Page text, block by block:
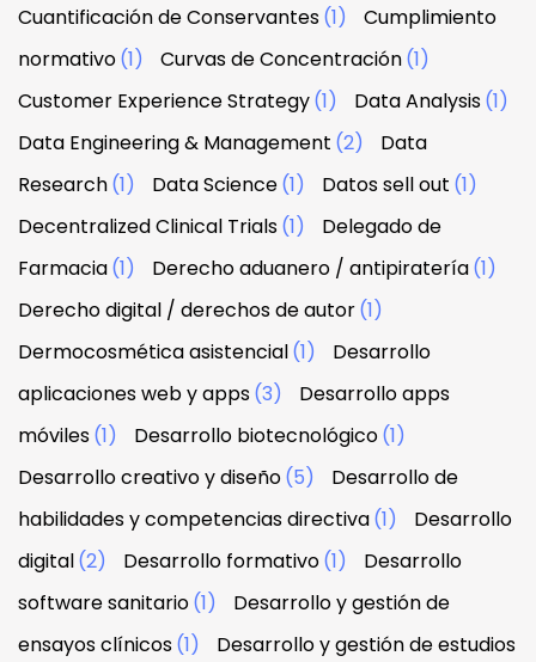
Cuantificación de Conservantes(1)
Cumplimiento
normativo(1) Curvas de Concentración(1)
Customer Experience Strategy(1) Data Analysis(1)
Data Engineering & Management (2)
Data
Research(1) Data Science(1) Datos sell out (1)
Decentralized Clinical Trials(1)
Delegado de
Farmacia(1) Derecho aduanero / antipiratería(1)
Derecho digital / derechos de autor(1)
Dermocosmética asistencial(1)
Desarrollo
aplicaciones web y apps(3)
Desarrollo apps
móviles(1) Desarrollo biotecnológico(1)
Desarrollo creativo y diseño(5)
Desarrollo de
habilidades y competencias directiva(1)
Desarrollo
digital(2) Desarrollo formativo(1)
Desarrollo
software sanitario(1)
Desarrollo y gestión de
ensayos clínicos(1)
Desarrollo y gestión de estudios